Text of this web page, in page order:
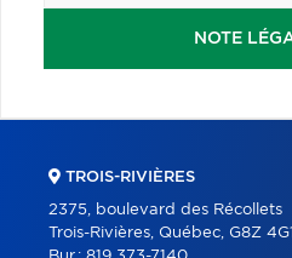
NOTE
TROIS-RIVIÈRES
2375, boulevard des Récollets
Trois-Rivières, Québec, G8Z 4G1